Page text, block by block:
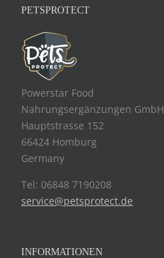
PETSPROTECT
Powerstar Food
Nahrungsergänzungen GmbH
Hauptstrasse 152
66424 Homburg
Germany
Tel: 06848 7190208
service@petsprotect.de
INFORMATIONEN